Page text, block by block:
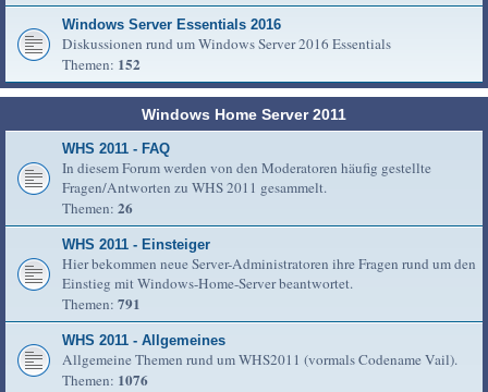
Windows Server Essentials 2016
Diskussionen rund um Windows Server 2016 Essentials
Themen: 152
Windows Home Server 2011
WHS 2011 - FAQ
In diesem Forum werden von den Moderatoren häufig gestellte
Fragen/Antworten zu WHS 2011 gesammelt.
Themen: 26
WHS 2011 - Einsteiger
Hier bekommen neue Server-Administratoren ihre Fragen rund um den
Einstieg mit Windows-Home-Server beantwortet.
Themen: 791
WHS 2011 - Allgemeines
Allgemeine Themen rund um WHS2011 (vormals Codename Vail).
Themen: 1076